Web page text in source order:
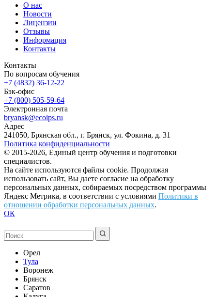
О нас
Новости
Лицензии
Отзывы
Информация
Контакты
Контакты
По вопросам обучения
+7 (4832) 36-12-22
Бэк-офис
+7 (800) 505-59-64
Электронная почта
bryansk@ecoips.ru
Адрес
241050, Брянская обл., г. Брянск, ул. Фокина, д. 31
Политика конфиденциальности
© 2015-2026, Единый центр обучения и подготовки
специалистов.
На сайте используются файлы cookie. Продолжая
использовать сайт, Вы даете согласие на обработку
персональных данных, собираемых посредством программы
Яндекс Метрика, в соответствии с условиями Политики в
отношении обработки персональных данных.
ОК
Орел
Тула
Воронеж
Брянск
Саратов